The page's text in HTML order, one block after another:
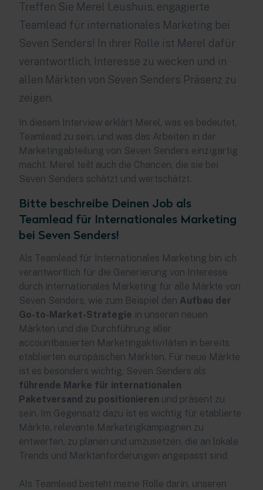
Treffen Sie Merel Leushuis, engagierte
Teamlead für internationales Marketing bei
Seven Senders! In ihrer Rolle ist Merel dafür
verantwortlich, Interesse zu wecken und in
allen Märkten von Seven Senders Präsenz zu
zeigen.
In diesem Interview erklärt Merel, was es bedeutet,
Teamlead zu sein, und was das Arbeiten in der
Marketingabteilung von Seven Senders einzigartig
macht. Merel teilt auch die Chancen, die sie bei
Seven Senders schätzt und wertschätzt.
Bitte beschreibe Deinen Job als
Teamlead für Internationales Marketing
bei Seven Senders!
Als Teamlead für Internationales Marketing bin ich
verantwortlich für die Generierung von Interesse
durch internationales Marketing für alle Märkte von
Seven Senders, wie zum Beispiel den Aufbau der
Go-to-Market-Strategie in unseren neuen
Märkten und die Durchführung aller
accountbasierten Marketingaktivitäten in bereits
etablierten europäischen Märkten. Für neue Märkte
ist es besonders wichtig, Seven Senders als
führende Marke für internationalen
Paketversand zu positionieren und präsent zu
sein. Im Gegensatz dazu ist es wichtig für etablierte
Märkte, relevante Marketingkampagnen zu
entwerfen, zu planen und umzusetzen, die an lokale
Trends und Marktanforderungen angepasst sind.
Als Teamlead besteht meine Rolle darin, unseren